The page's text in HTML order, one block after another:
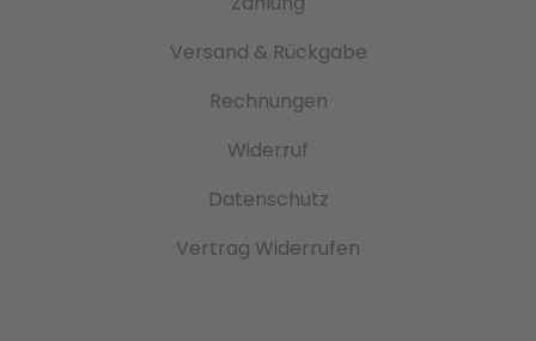
Versand & Rückgabe
Rechnungen
Widerruf
Datenschutz
Vertrag Widerrufen